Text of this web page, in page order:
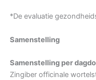
*De evaluatie
Samenstelling
Samenstelling per
Zingiber officinale